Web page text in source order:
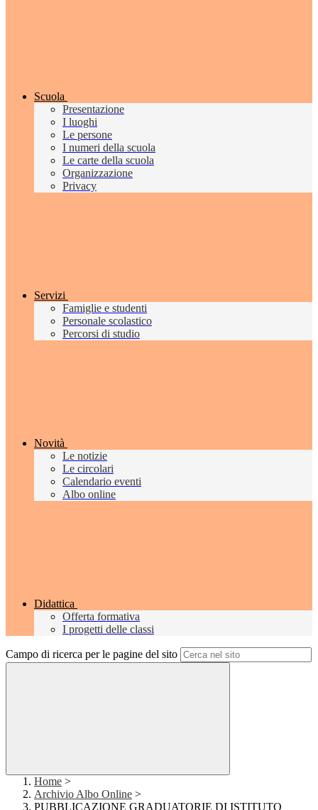
Scuola
Presentazione
I luoghi
Le persone
I numeri della scuola
Le carte della scuola
Organizzazione
Privacy
Servizi
Famiglie e studenti
Personale scolastico
Percorsi di studio
Novità
Le notizie
Le circolari
Calendario eventi
Albo online
Didattica
Offerta formativa
I progetti delle classi
Campo di ricerca per le pagine del sito
Home >
Archivio Albo Online >
PUBBLICAZIONE GRADUATORIE DI ISTITUTO